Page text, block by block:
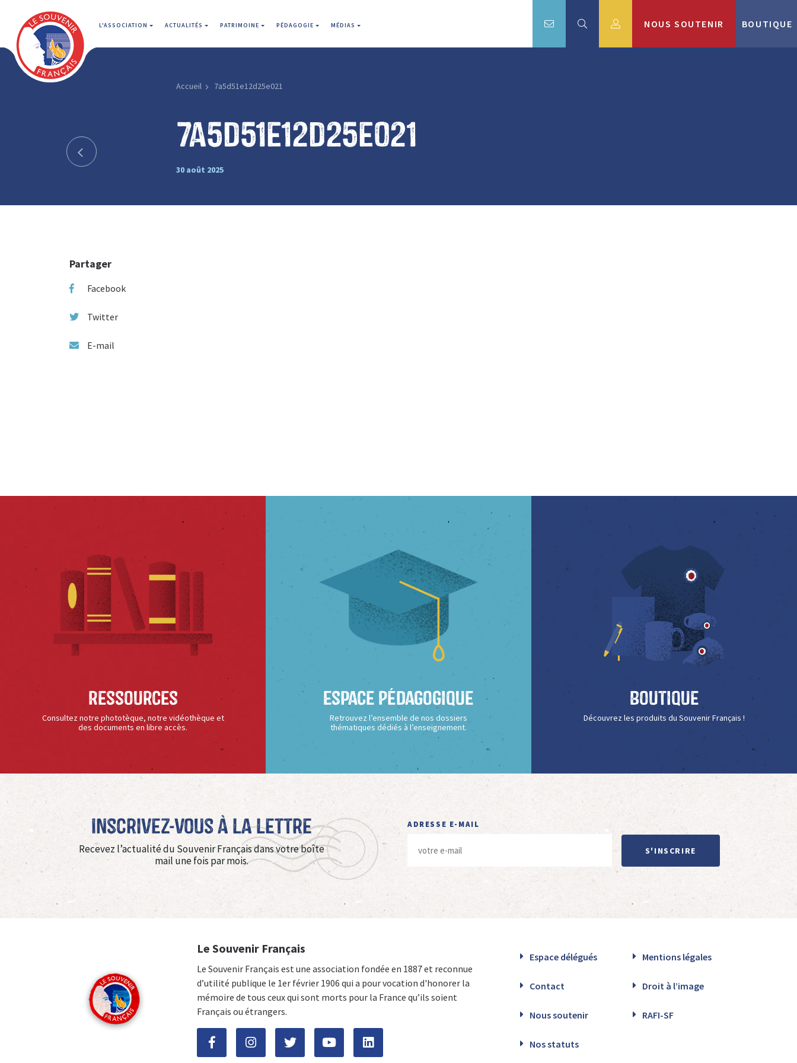
L'ASSOCIATION ACTUALITÉS PATRIMOINE PÉDAGOGIE MÉDIAS NOUS SOUTENIR BOUTIQUE
Accueil 7a5d51e12d25e021
7a5d51e12d25e021
30 août 2025
Partager
Facebook
Twitter
E-mail
Ressources
Consultez notre phototèque, notre vidéothèque et
des documents en libre accès.
Espace Pédagogique
Retrouvez l’ensemble de nos dossiers
thématiques dédiés à l’enseignement.
Boutique
Découvrez les produits du Souvenir Français !
Inscrivez-vous à La Lettre
Recevez l’actualité du Souvenir Français dans votre boîte
mail une fois par mois.
ADRESSE E-MAIL
S'INSCRIRE
Le Souvenir Français
Le Souvenir Français est une association fondée en 1887 et reconnue
d’utilité publique le 1er février 1906 qui a pour vocation d'honorer la
mémoire de tous ceux qui sont morts pour la France qu’ils soient
Français ou étrangers.
Espace délégués Mentions légales
Contact Droit à l’image
Nous soutenir RAFI-SF
Nos statuts